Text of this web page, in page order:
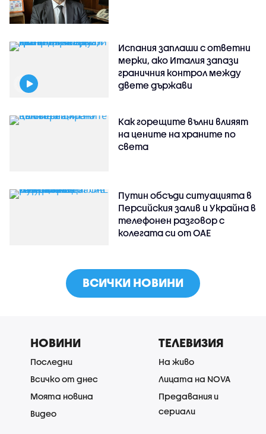
Испания заплаши с ответни
мерки, ако Италия запази
граничния контрол между
двете държави
Как горещите вълни влияят
на цените на храните по
света
Путин обсъди ситуацията в
Персийския залив и Украйна в
телефонен разговор с
колегата си от ОАЕ
ВСИЧКИ НОВИНИ
НОВИНИ
Последни
Всичко от днес
Моята новина
Видео
ТЕЛЕВИЗИЯ
На живо
Лицата на NOVA
Предавания и
сериали